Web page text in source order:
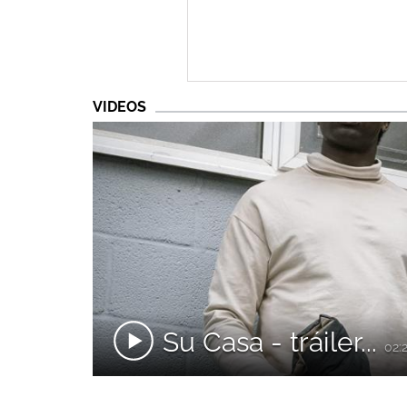
VIDEOS
Su Casa - tráiler...